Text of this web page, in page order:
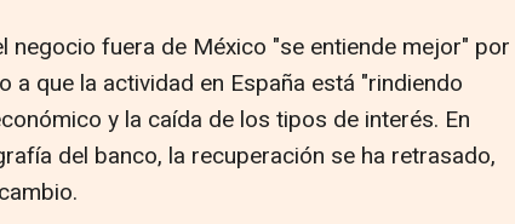
negocio fuera de México "se entiende mejor" por
a que la actividad en España está "rindiendo
y la caída de los tipos de interés. En
del banco, la recuperación se ha retrasado,